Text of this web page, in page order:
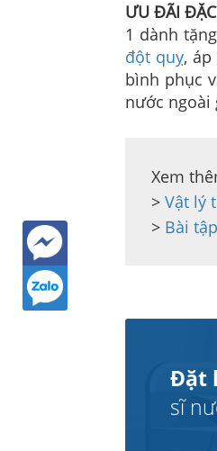
ƯU ĐÃI
1 dành
đột quỵ,
bình phục
nước ngoài
Xem
> Vật lý
> Bài
Đặt
sĩ